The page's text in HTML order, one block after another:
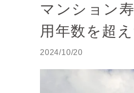
マンション
用年数を超
2024/10/20